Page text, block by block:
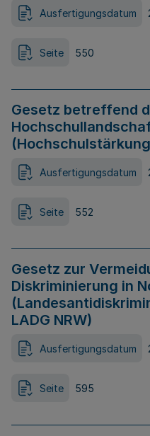
Ausfertigungsdatum
Seite 550
Gesetz betreffend
Ausfertigungsdatum
Seite 552
Gesetz zur
Diskriminierung in
LADG NRW)
Ausfertigungsdatum
Seite 595